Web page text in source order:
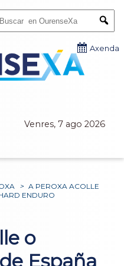
Venres, 7 ago 2026
Axenda
> A PEROXA ACOLLE
ENDURO
o
España